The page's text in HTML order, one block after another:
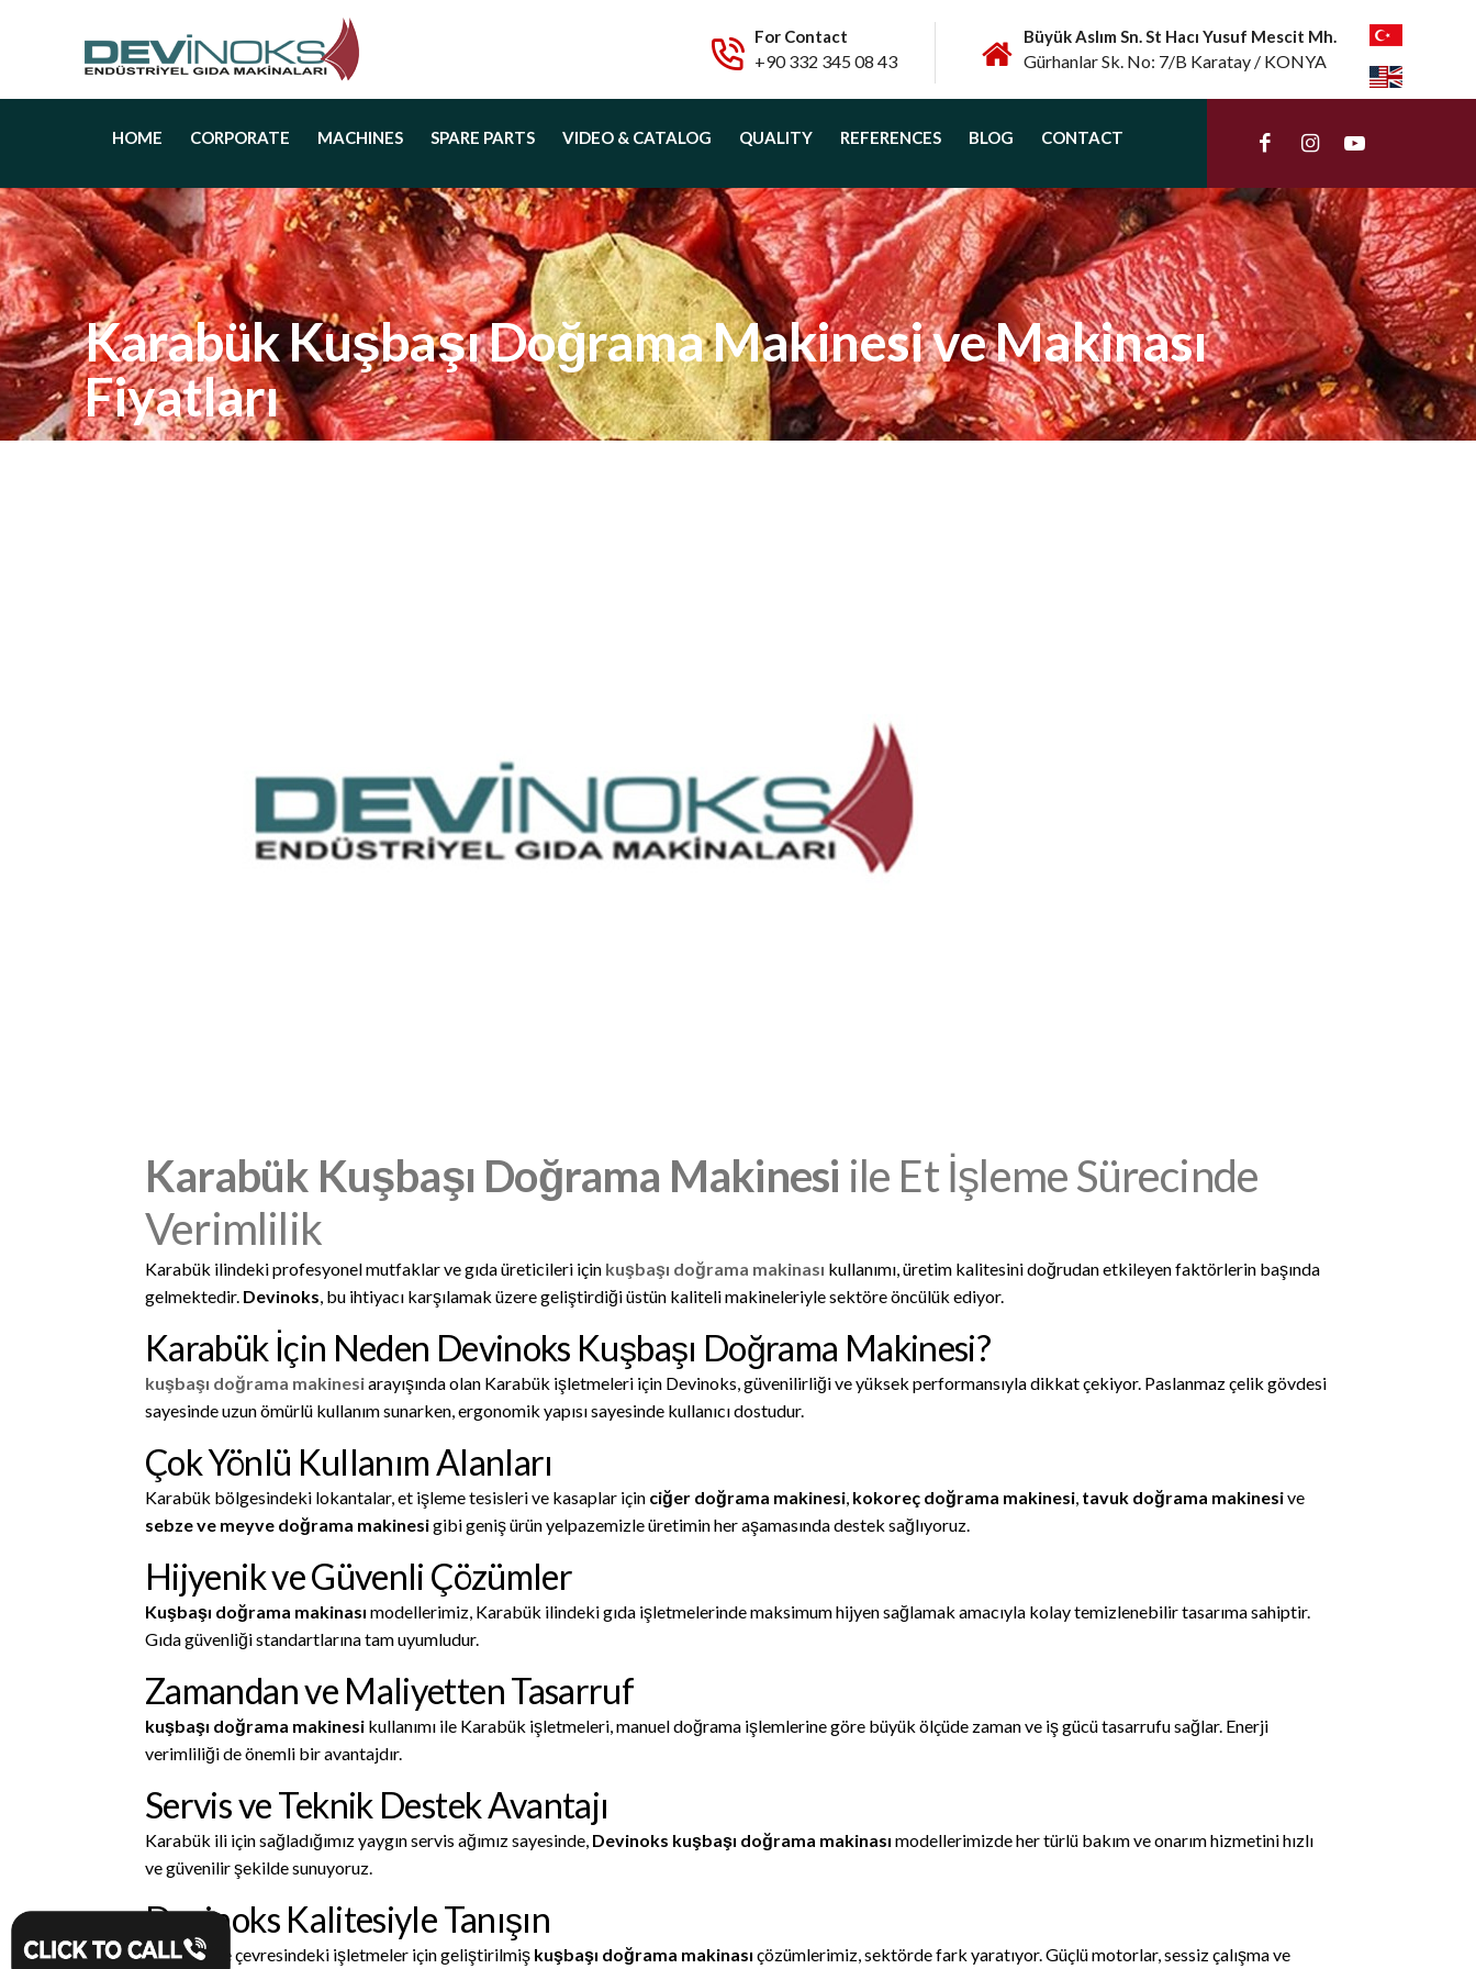
For Contact
+90 332 345 08 43
Büyük Aslım Sn. St Hacı Yusuf Mescit Mh.
Gürhanlar Sk. No: 7/B Karatay / KONYA
HOME CORPORATE MACHINES SPARE PARTS VIDEO & CATALOG QUALITY REFERENCES BLOG CONTACT
Karabük Kuşbaşı Doğrama Makinesi ve Makinası
Fiyatları
Karabük Kuşbaşı Doğrama Makinesi ile Et İşleme Sürecinde
Verimlilik
Karabük ilindeki profesyonel mutfaklar ve gıda üreticileri için kuşbaşı doğrama makinası kullanımı, üretim kalitesini doğrudan etkileyen faktörlerin başında
gelmektedir. Devinoks, bu ihtiyacı karşılamak üzere geliştirdiği üstün kaliteli makineleriyle sektöre öncülük ediyor.
Karabük İçin Neden Devinoks Kuşbaşı Doğrama Makinesi?
kuşbaşı doğrama makinesiarayışında olan Karabük işletmeleri için Devinoks, güvenilirliği ve yüksek performansıyla dikkat çekiyor. Paslanmaz çelik gövdesi
sayesinde uzun ömürlü kullanım sunarken, ergonomik yapısı sayesinde kullanıcı dostudur.
Çok Yönlü Kullanım Alanları
Karabük bölgesindeki lokantalar, et işleme tesisleri ve kasaplar için ciğer doğrama makinesi, kokoreç doğrama makinesi, tavuk doğrama makinesive
sebze ve meyve doğrama makinesigibi geniş ürün yelpazemizle üretimin her aşamasında destek sağlıyoruz.
Hijyenik ve Güvenli Çözümler
Kuşbaşı doğrama makinası modellerimiz, Karabük ilindeki gıda işletmelerinde maksimum hijyen sağlamak amacıyla kolay temizlenebilir tasarıma sahiptir.
Gıda güvenliği standartlarına tam uyumludur.
Zamandan ve Maliyetten Tasarruf
kuşbaşı doğrama makinesi kullanımı ile Karabük işletmeleri, manuel doğrama işlemlerine göre büyük ölçüde zaman ve iş gücü tasarrufu sağlar. Enerji
verimliliği de önemli bir avantajdır.
Servis ve Teknik Destek Avantajı
Karabük ili için sağladığımız yaygın servis ağımız sayesinde, Devinoks kuşbaşı doğrama makinası modellerimizde her türlü bakım ve onarım hizmetini hızlı
ve güvenilir şekilde sunuyoruz.
Devinoks Kalitesiyle Tanışın
Karabük ve çevresindeki işletmeler için geliştirilmiş kuşbaşı doğrama makinası çözümlerimiz, sektörde fark yaratıyor. Güçlü motorlar, sessiz çalışma ve